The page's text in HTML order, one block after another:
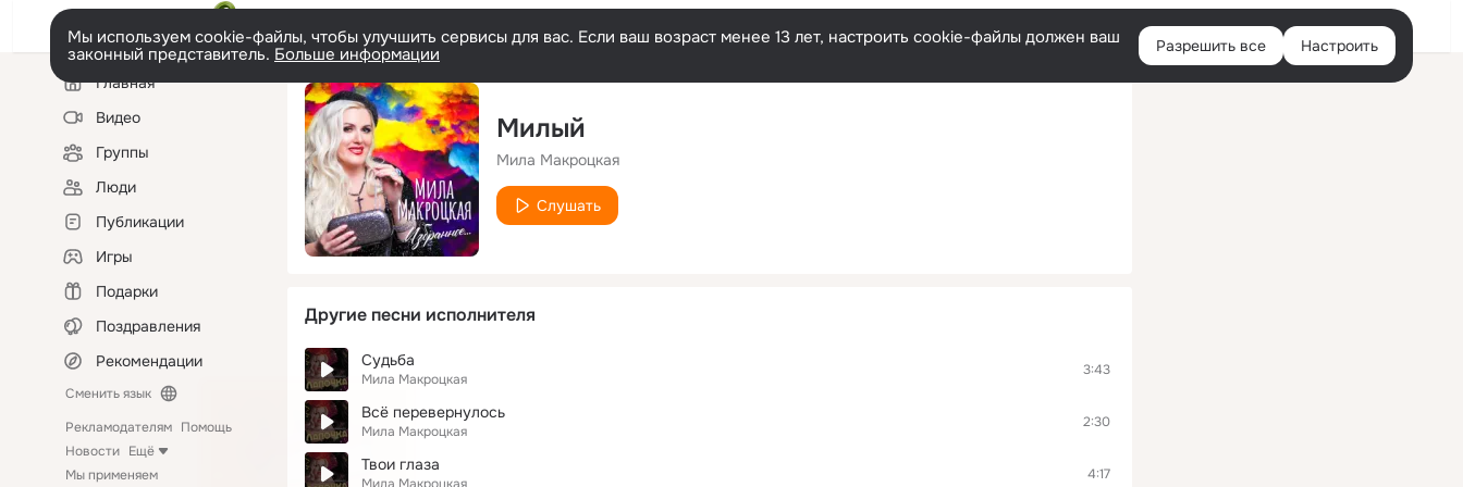
Войти
Мы используем cookie-файлы, чтобы улучшить сервисы для вас. Если ваш возраст менее 13 лет, настроить cookie-файлы должен ваш
законный представитель. Больше информации Разрешить все Настроить
Левая
колонкаГлавная
Видео
Группы
Люди
Публикации
Игры
Подарки
Поздравления
Рекомендации
Сменить язык
Рекламодателям Помощь
Новости Ещё
Мы применяем
Милый
Мила Макроцкая
Слушать
Другие песни исполнителя
Судьба
Мила Макроцкая
3:43
Всё перевернулось
Мила Макроцкая
2:30
Твои глаза 4:17